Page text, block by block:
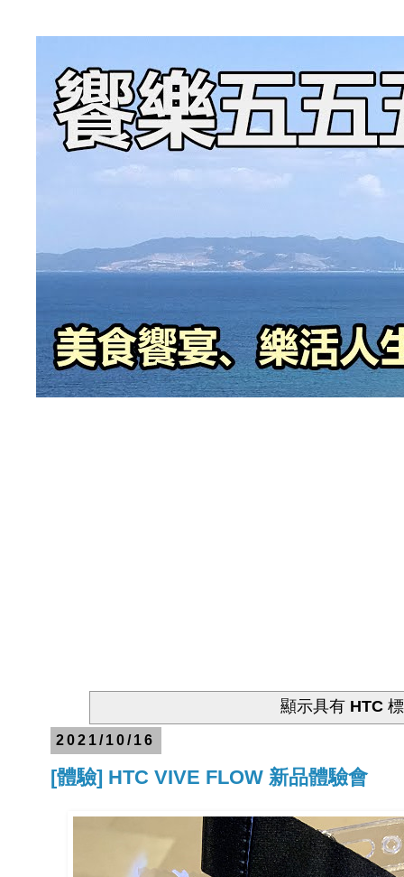
顯示具有 HTC
2021/10/16
[體驗] HTC VIVE FLOW 新品體驗會